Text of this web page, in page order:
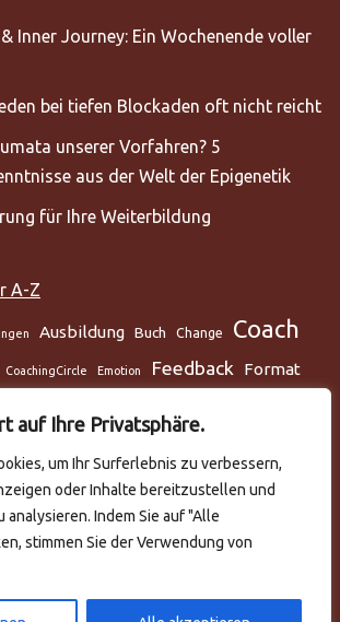
auf Ihre Privatsphäre.
um Ihr Surferlebnis zu verbessern,
oder Inhalte bereitzustellen und
Indem Sie auf "Alle
stimmen Sie der Verwendung von
Inner Journey: Ein Wochenende voller
bei tiefen Blockaden oft nicht reicht
unserer Vorfahren? 5
aus der Welt der Epigenetik
für Ihre Weiterbildung
A-Z
Ausbildung Buch Change Coach
CoachingCircle Emotion Feedback Format
Lunge Lösungsorientiert Meditation
Mentaltraining Metamodell
Practitioner Rapport Selbstmanagement
Stress Systemisch
Verhalten Video Zeitmanagement Ziele